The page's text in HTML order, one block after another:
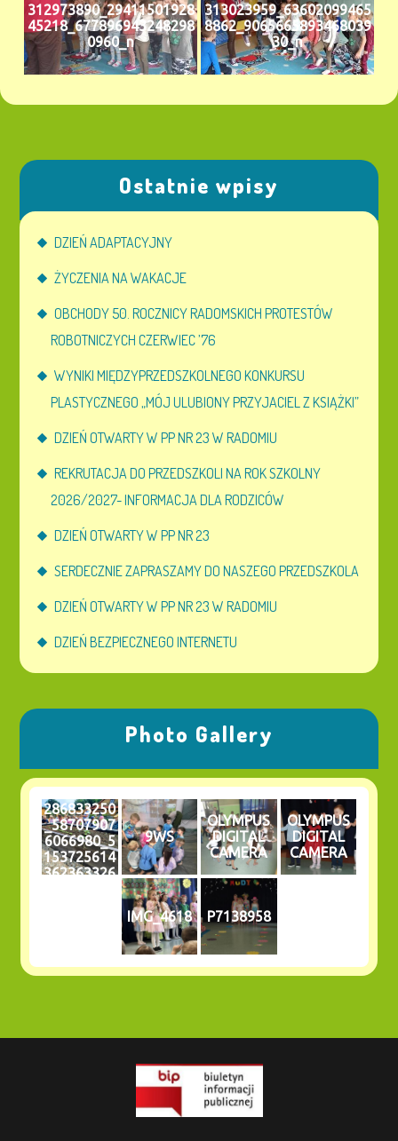
312973890_29411501928
45218_677896943248298
0960_n
313023959_63602099465
8862_9065665893468039
30_n
Ostatnie wpisy
DZIEŃ ADAPTACYJNY
ŻYCZENIA NA WAKACJE
OBCHODY 50. ROCZNICY RADOMSKICH PROTESTÓW
ROBOTNICZYCH CZERWIEC ’76
WYNIKI MIĘDZYPRZEDSZKOLNEGO KONKURSU
PLASTYCZNEGO „MÓJ ULUBIONY PRZYJACIEL Z KSIĄŻKI”
DZIEŃ OTWARTY W PP NR 23 W RADOMIU
REKRUTACJA DO PRZEDSZKOLI NA ROK SZKOLNY
2026/2027- INFORMACJA DLA RODZICÓW
DZIEŃ OTWARTY W PP NR 23
SERDECZNIE ZAPRASZAMY DO NASZEGO PRZEDSZKOLA
DZIEŃ OTWARTY W PP NR 23 W RADOMIU
DZIEŃ BEZPIECZNEGO INTERNETU
Photo Gallery
286833250
_58707907
6066980_5
153725614
362363326
9WS
OLYMPUS
DIGITAL
CAMERA
OLYMPUS
DIGITAL
CAMERA
IMG_4618 P7138958